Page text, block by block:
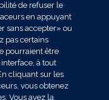
de refuser le
en appuyant
sans accepter» ou
pas certains
pourraient être
à tout
cliquant sur les
vous obtenez
Vous avez la